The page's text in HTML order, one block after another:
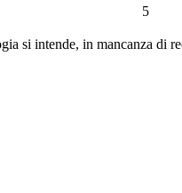
5
si intende, in mancanza di